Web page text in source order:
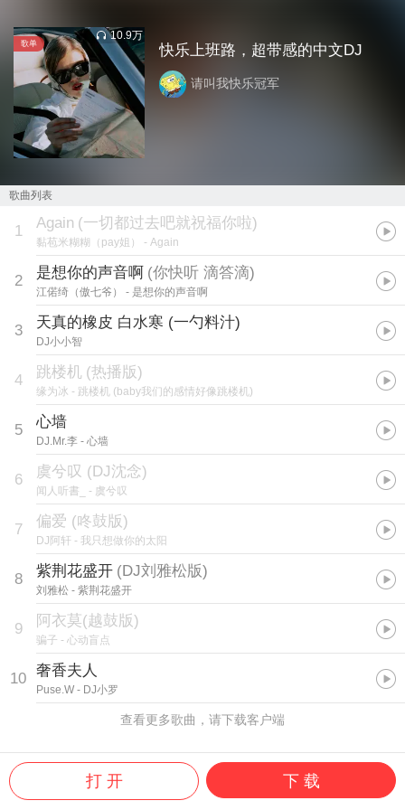
歌单
10.9万
快乐上班路，超带感的中文DJ
请叫我快乐冠军
歌曲列表
1 Again (一切都过去吧就祝福你啦)
黏苞米糊糊（pay姐） - Again
2 是想你的声音啊 (你快听 滴答滴)
江偌绮（傲七爷） - 是想你的声音啊
3 天真的橡皮 白水寒 (一勺料汁)
DJ小小智
4 跳楼机 (热播版)
缘为冰 - 跳楼机 (baby我们的感情好像跳楼机)
5 心墙
DJ.Mr.李 - 心墙
6 虞兮叹 (DJ沈念)
闻人听書_ - 虞兮叹
7 偏爱 (咚鼓版)
DJ阿轩 - 我只想做你的太阳
8 紫荆花盛开 (DJ刘雅松版)
刘雅松 - 紫荆花盛开
9 阿衣莫(越鼓版)
骗子 - 心动盲点
10 奢香夫人
Puse.W - DJ小罗
查看更多歌曲，请下载客户端
打 开 下 载